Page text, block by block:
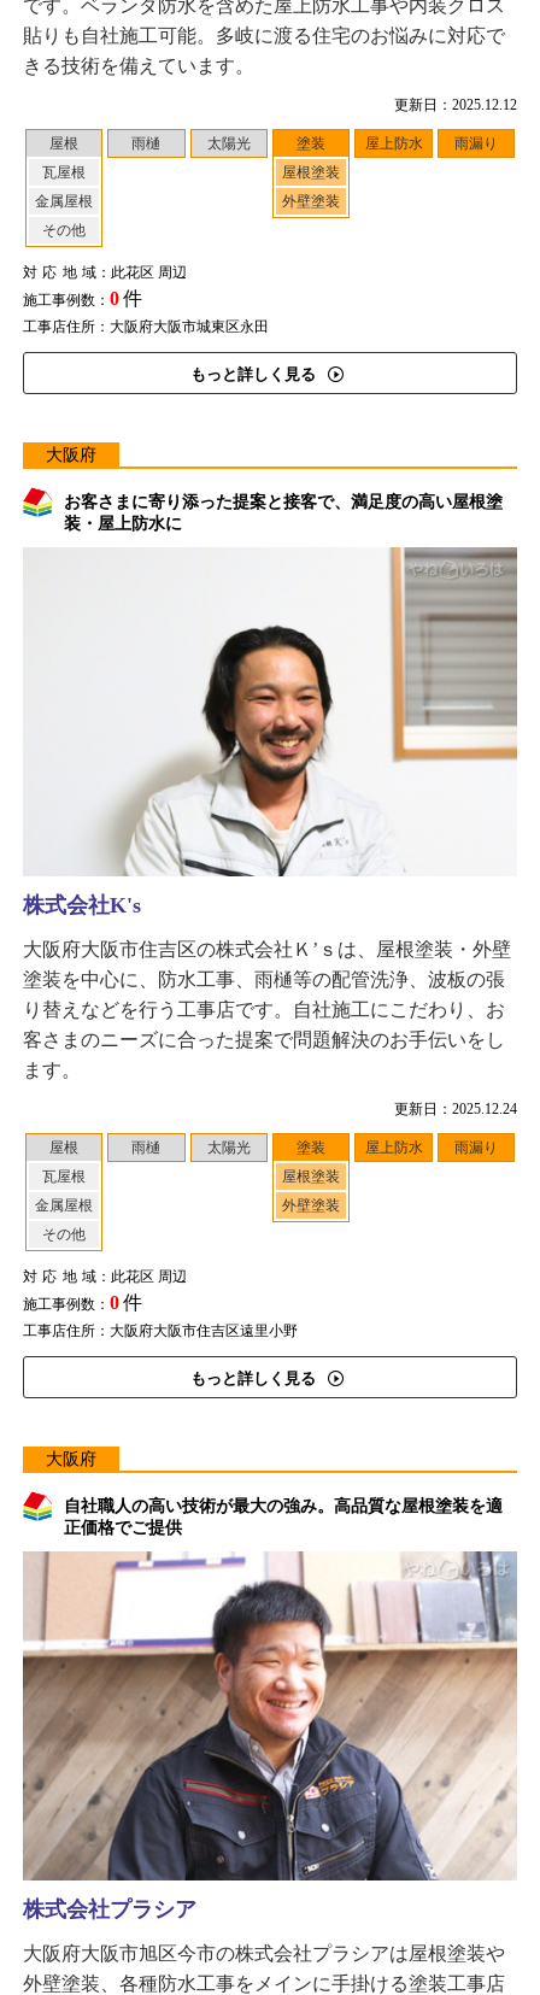
更新日：2025.12.12
屋根
瓦屋根
金属屋根
その他
雨樋 太陽光
塗装
屋根塗装
外壁塗装
屋上防水 雨漏り
対応地域：此花区 周辺
施工事例数： 0件
工事店住所：大阪府大阪市城東区永田
もっと詳しく見る
です。ベランダ防水を含めた屋上防水工事や内装クロス
貼りも自社施工可能。多岐に渡る住宅のお悩みに対応で
きる技術を備えています。
大阪府
お客さまに寄り添った提案と接客で、満足度の高い屋根塗
装・屋上防水に
更新日：2025.12.24
屋根
瓦屋根
金属屋根
その他
雨樋 太陽光
塗装
屋根塗装
外壁塗装
屋上防水 雨漏り
対応地域：此花区 周辺
施工事例数： 0件
工事店住所：大阪府大阪市住吉区遠里小野
もっと詳しく見る
株式会社K's
大阪府大阪市住吉区の株式会社Ｋ’ｓは、屋根塗装・外壁
塗装を中心に、防水工事、雨樋等の配管洗浄、波板の張
り替えなどを行う工事店です。自社施工にこだわり、お
客さまのニーズに合った提案で問題解決のお手伝いをし
ます。
大阪府
自社職人の高い技術が最大の強み。高品質な屋根塗装を適
正価格でご提供
株式会社プラシア
大阪府大阪市旭区今市の株式会社プラシアは屋根塗装や
外壁塗装、各種防水工事をメインに手掛ける塗装工事店